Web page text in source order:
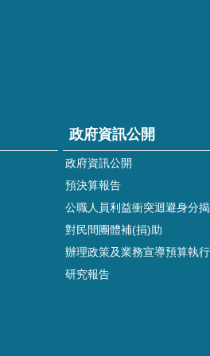
政府資訊公開
政府資訊公開
預決算報告
公職人員利益衝突迴避身分
對民間團體補(捐)助
辦理政策及業務宣導預算執
研究報告